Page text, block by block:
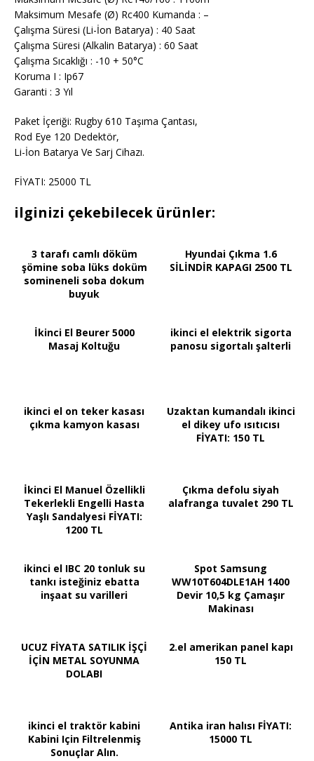
Maksimum Mesafe (Ø) Rc400 Kumanda : –
Çalışma Süresi (Li-İon Batarya) : 40 Saat
Çalışma Süresi (Alkalin Batarya) : 60 Saat
Çalışma Sıcaklığı : -10 + 50°C
Koruma I : Ip67
Garanti : 3 Yıl
Paket İçeriği: Rugby 610 Taşıma Çantası,
Rod Eye 120 Dedektör,
Li-İon Batarya Ve Sarj Cihazı.
FİYATI: 25000 TL
ilginizi çekebilecek ürünler:
3 tarafı camlı döküm
şömine soba lüks doküm
somineneli soba dokum
buyuk
Hyundai Çıkma 1.6
SİLİNDİR KAPAGI 2500 TL
İkinci El Beurer 5000
Masaj Koltuğu
ikinci el elektrik sigorta
panosu sigortalı şalterli
ikinci el on teker kasası
çıkma kamyon kasası
Uzaktan kumandalı ikinci
el dikey ufo ısıtıcısı
FİYATI: 150 TL
İkinci El Manuel Özellikli
Tekerlekli Engelli Hasta
Yaşlı Sandalyesi FİYATI:
1200 TL
Çıkma defolu siyah
alafranga tuvalet 290 TL
ikinci el IBC 20 tonluk su
tankı isteğiniz ebatta
inşaat su varilleri
Spot Samsung
WW10T604DLE1AH 1400
Devir 10,5 kg Çamaşır
Makinası
UCUZ FİYATA SATILIK İŞÇİ
İÇİN METAL SOYUNMA
DOLABI
2.el amerikan panel kapı
150 TL
ikinci el traktör kabini
Kabini Için Filtrelenmiş
Sonuçlar Alın.
Antika iran halısı FİYATI:
15000 TL